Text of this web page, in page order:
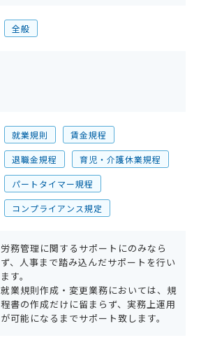
全般
就業規則 賃金規程
退職金規程 育児・介護休業規程
パートタイマー規程
コンプライアンス規定
労務管理に関するサポートにのみなら
ず、人事まで踏み込んだサポートを行い
ます。
就業規則作成・変更業務においては、規
程書の作成だけに留まらず、実務上運用
が可能になるまでサポート致します。